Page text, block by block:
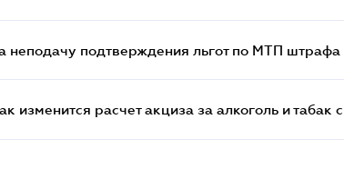
неподачу подтверждения льгот по МТП штрафа
изменится расчет акциза за алкоголь и табак